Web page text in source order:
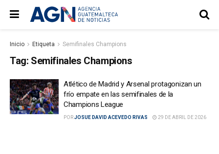
Inicio Etiqueta Semifinales Champions
Tag: Semifinales Champions
Atlético de Madrid y Arsenal protagonizan un
frío empate en las semifinales de la
Champions League
PORJOSUE DAVID ACEVEDO RIVAS 29 DE ABRIL DE 2026